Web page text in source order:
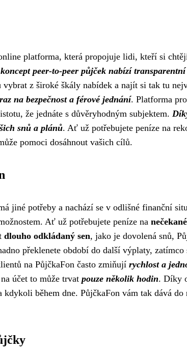
platforma, která propojuje lidi, kteří si
peer-to-peer půjček nabízí
z široké škály nabídek a najít si tak tu
na bezpečnost a férové jednání. Platforma
že jednáte s důvěryhodným subjektem.
snů a plánů. Ať už potřebujete peníze na
pomoci dosáhnout vašich cílů.
jiné potřeby a nachází se v odlišné finanční
Ať už potřebujete peníze na
dlouho odkládaný sen, jako je dovolená snů,
překlenete období do další výplaty,
na PůjčkaFon často zmiňují rychlost a
účet to může trvat pouze několik hodin. Díky
kdykoli během dne. PůjčkaFon vám tak dává